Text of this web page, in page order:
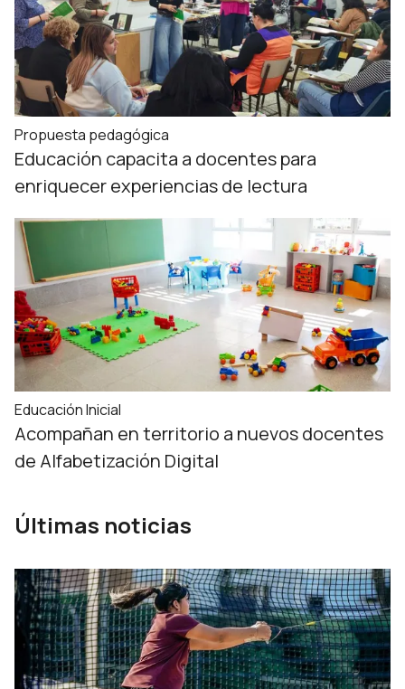
Propuesta pedagógica
Educación capacita a docentes para
enriquecer experiencias de lectura
Educación Inicial
Acompañan en territorio a nuevos docentes
de Alfabetización Digital
Últimas noticias